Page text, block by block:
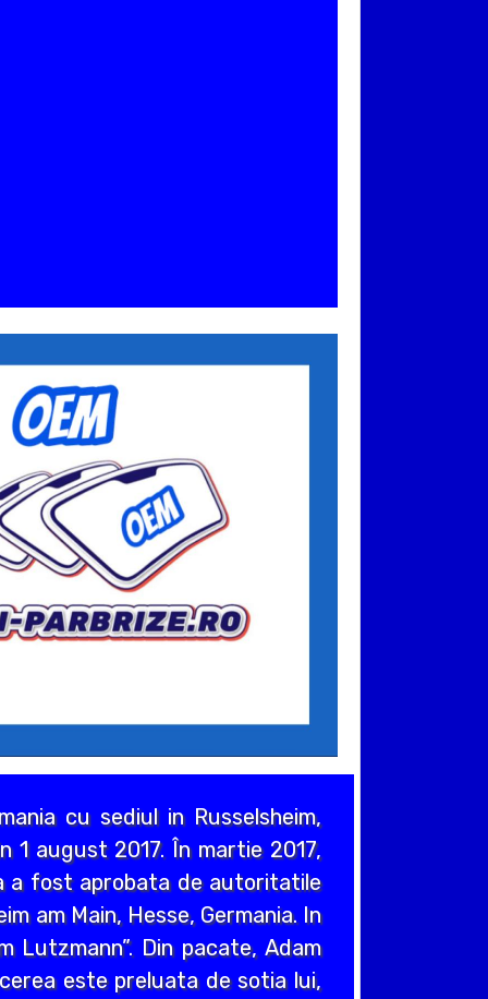
cu sediul in Russelsheim,
1 august 2017. În martie 2017,
a fost aprobata de autoritatile
am Main, Hesse, Germania. In
Lutzmann”. Din pacate, Adam
este preluata de sotia lui,